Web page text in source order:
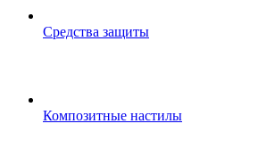
Средства защиты
Композитные настилы